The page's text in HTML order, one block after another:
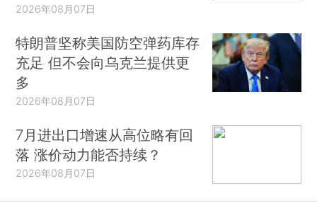
2026年08月07日
特朗普坚称美国防空弹药库存
充足 但不会向乌克兰提供更
多
2026年08月07日
7月进出口增速从高位略有回
落 涨价动力能否持续？
2026年08月07日